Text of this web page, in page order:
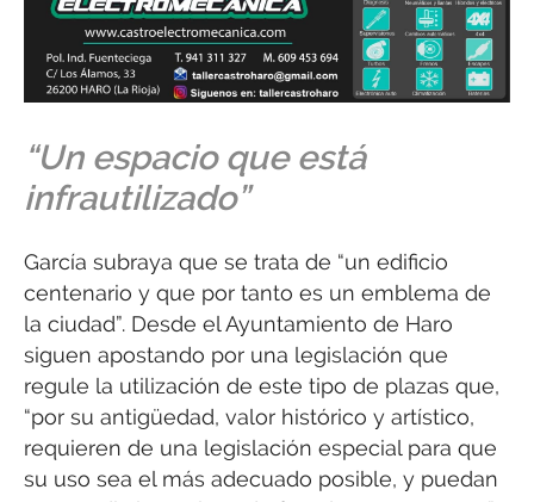
“Un espacio que está
infrautilizado”
García subraya que se trata de “un edificio
centenario y que por tanto es un emblema de
la ciudad”. Desde el Ayuntamiento de Haro
siguen apostando por una legislación que
regule la utilización de este tipo de plazas que,
“por su antigüedad, valor histórico y artístico,
requieren de una legislación especial para que
su uso sea el más adecuado posible, y puedan